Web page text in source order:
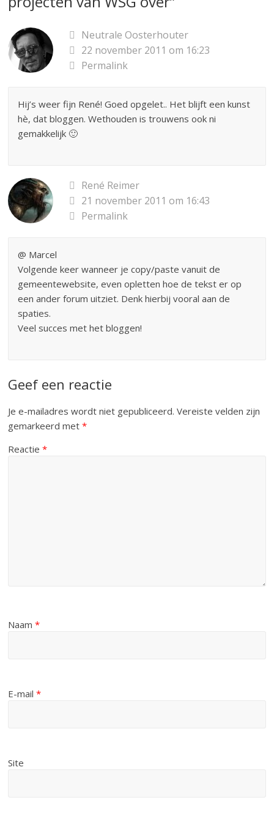
Neutrale Oosterhouter
22 november 2011 om 16:23
Permalink
Hij’s weer fijn René! Goed opgelet.. Het blijft een kunst
hè, dat bloggen. Wethouden is trouwens ook ni
gemakkelijk 🙂
René Reimer
21 november 2011 om 16:43
Permalink
@ Marcel
Volgende keer wanneer je copy/paste vanuit de
gemeentewebsite, even opletten hoe de tekst er op
een ander forum uitziet. Denk hierbij vooral aan de
spaties.
Veel succes met het bloggen!
Geef een reactie
Je e-mailadres wordt niet gepubliceerd. Vereiste velden zijn
gemarkeerd met*
Reactie*
Naam*
E-mail*
Site